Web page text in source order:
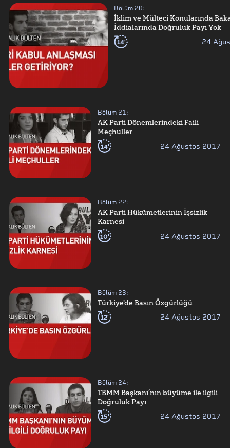
Bölüm 20:
İklim ve Mülteci Konularında
İddialarında Doğruluk Payı Yok
14' 24
Bölüm 21:
AK Parti Dönemlerindeki Faili
Meçhuller
14' 24 Ağustos 2017
Bölüm 22:
AK Parti Hükümetlerinin İşsizlik
Karnesi
10' 24 Ağustos 2017
Bölüm 23:
Türkiye'de Basın Özgürlüğü
12' 24 Ağustos 2017
Bölüm 24:
TBMM Başkanı’nın büyüme ile ilgili
Doğruluk Payı
15' 24 Ağustos 2017